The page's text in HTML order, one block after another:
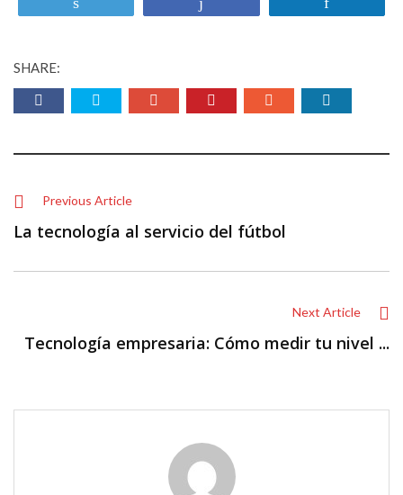
SHARE:
Previous Article
La tecnología al servicio del fútbol
Next Article
Tecnología empresaria: Cómo medir tu nivel ...